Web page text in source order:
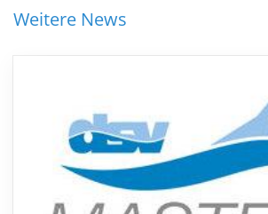
Weitere News